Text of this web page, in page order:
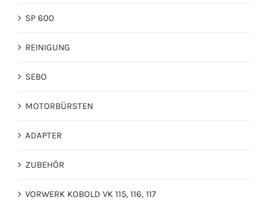
SP 600
REINIGUNG
SEBO
MOTORBÜRSTEN
ADAPTER
ZUBEHÖR
VORWERK KOBOLD VK 115, 116, 117